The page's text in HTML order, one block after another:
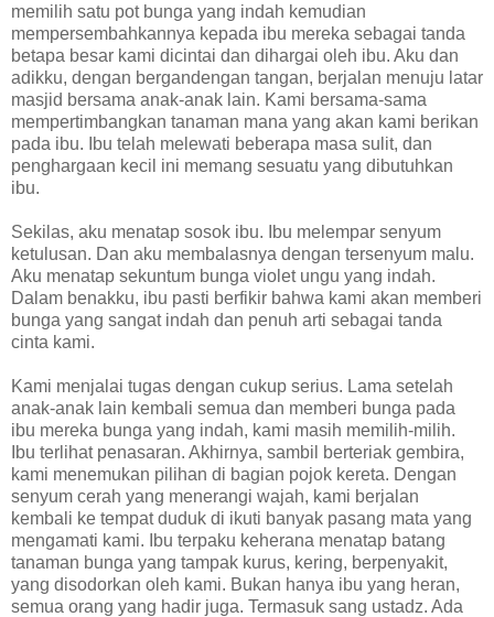
memilih satu pot bunga yang indah kemudian
mempersembahkannya kepada ibu mereka sebagai tanda
betapa besar kami dicintai dan dihargai oleh ibu. Aku dan
adikku, dengan bergandengan tangan, berjalan menuju latar
masjid bersama anak-anak lain. Kami bersama-sama
mempertimbangkan tanaman mana yang akan kami berikan
pada ibu. Ibu telah melewati beberapa masa sulit, dan
penghargaan kecil ini memang sesuatu yang dibutuhkan
ibu.
Sekilas, aku menatap sosok ibu. Ibu melempar senyum
ketulusan. Dan aku membalasnya dengan tersenyum malu.
Aku menatap sekuntum bunga violet ungu yang indah.
Dalam benakku, ibu pasti berfikir bahwa kami akan memberi
bunga yang sangat indah dan penuh arti sebagai tanda
cinta kami.
Kami menjalai tugas dengan cukup serius. Lama setelah
anak-anak lain kembali semua dan memberi bunga pada
ibu mereka bunga yang indah, kami masih memilih-milih.
Ibu terlihat penasaran. Akhirnya, sambil berteriak gembira,
kami menemukan pilihan di bagian pojok kereta. Dengan
senyum cerah yang menerangi wajah, kami berjalan
kembali ke tempat duduk di ikuti banyak pasang mata yang
mengamati kami. Ibu terpaku keherana menatap batang
tanaman bunga yang tampak kurus, kering, berpenyakit,
yang disodorkan oleh kami. Bukan hanya ibu yang heran,
semua orang yang hadir juga. Termasuk sang ustadz. Ada